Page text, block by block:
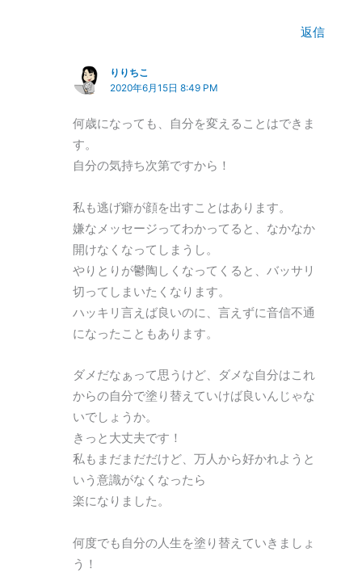
返信
りりちこ
2020年6月15日 8:49 PM
何歳になっても、自分を変えることはできま
す。
自分の気持ち次第ですから！
私も逃げ癖が顔を出すことはあります。
嫌なメッセージってわかってると、なかなか
開けなくなってしまうし。
やりとりが鬱陶しくなってくると、バッサリ
切ってしまいたくなります。
ハッキリ言えば良いのに、言えずに音信不通
になったこともあります。
ダメだなぁって思うけど、ダメな自分はこれ
からの自分で塗り替えていけば良いんじゃな
いでしょうか。
きっと大丈夫です！
私もまだまだだけど、万人から好かれようと
いう意識がなくなったら
楽になりました。
何度でも自分の人生を塗り替えていきましょ
う！